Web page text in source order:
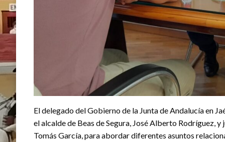
El delegado del Gobierno de la Junta de Andalucía en
el alcalde de Beas de Segura, José Alberto Rodríguez,
Tomás García, para abordar diferentes asuntos